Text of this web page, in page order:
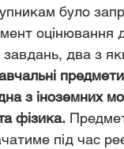
було
оцінювання
два з
з іноземних
фізика.
під час